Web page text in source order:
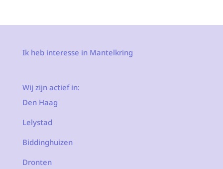
Ik heb interesse in Mantelkring
Wij zijn actief in:
Den Haag
Lelystad
Biddinghuizen
Dronten